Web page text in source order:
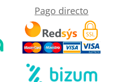
Pago directo